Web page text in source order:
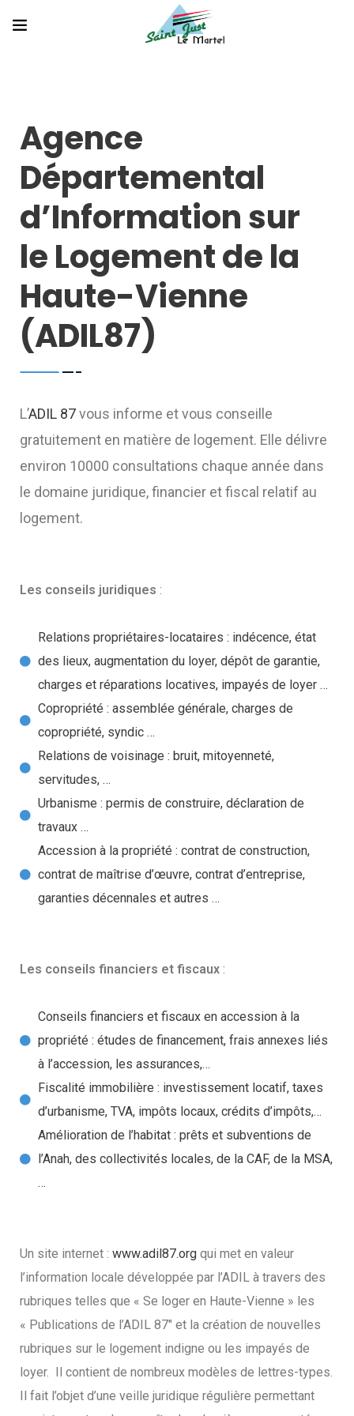
Agence
Départemental
d’Information sur
le Logement de la
Haute-Vienne
(ADIL87)
L’ADIL 87vous informe et vous conseille
gratuitement en matière de logement. Elle délivre
environ 10000 consultations chaque année dans
le domaine juridique, financier et fiscal relatif au
logement.
Les conseils juridiques :
Relations propriétaires-locataires : indécence, état
des lieux, augmentation du loyer, dépôt de garantie,
charges et réparations locatives, impayés de loyer …
Copropriété : assemblée générale, charges de
copropriété, syndic …
Relations de voisinage : bruit, mitoyenneté,
servitudes, …
Urbanisme : permis de construire, déclaration de
travaux …
Accession à la propriété : contrat de construction,
contrat de maîtrise d’œuvre, contrat d’entreprise,
garanties décennales et autres …
Les conseils financiers et fiscaux :
Conseils financiers et fiscaux en accession à la
propriété : études de financement, frais annexes liés
à l’accession, les assurances,…
Fiscalité immobilière : investissement locatif, taxes
d’urbanisme, TVA, impôts locaux, crédits d’impôts,…
Amélioration de l’habitat : prêts et subventions de
l’Anah, des collectivités locales, de la CAF, de la MSA,
…
Un site internet : www.adil87.org qui met en valeur
l’information locale développée par l’ADIL à travers des
rubriques telles que « Se loger en Haute-Vienne » les
« Publications de l’ADIL 87″ et la création de nouvelles
rubriques sur le logement indigne ou les impayés de
loyer. Il contient de nombreux modèles de lettres-types.
Il fait l’objet d’une veille juridique régulière permettant